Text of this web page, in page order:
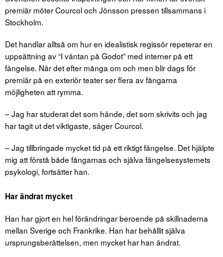
premiär möter Courcol och Jönsson pressen tillsammans i
Stockholm.
Det handlar alltså om hur en idealistisk regissör repeterar en
uppsättning av “I väntan på Godot” med interner på ett
fängelse. När det efter många om och men blir dags för
premiär på en exteriör teater ser flera av fångarna
möjligheten att rymma.
– Jag har studerat det som hände, det som skrivits och jag
har tagit ut det viktigaste, säger Courcol.
– Jag tillbringade mycket tid på ett riktigt fängelse. Det hjälpte
mig att förstå både fångarnas och själva fängelsesystemets
psykologi, fortsätter han.
Har ändrat mycket
Han har gjort en hel förändringar beroende på skillnaderna
mellan Sverige och Frankrike. Han har behållit själva
ursprungsberättelsen, men mycket har han ändrat.